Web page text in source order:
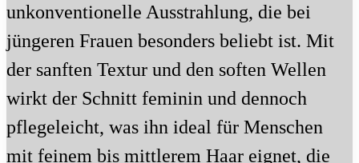
unkonventionelle Ausstrahlung, die bei
jüngeren Frauen besonders beliebt ist. Mit
der sanften Textur und den soften Wellen
wirkt der Schnitt feminin und dennoch
pflegeleicht, was ihn ideal für Menschen
mit feinem bis mittlerem Haar eignet, die